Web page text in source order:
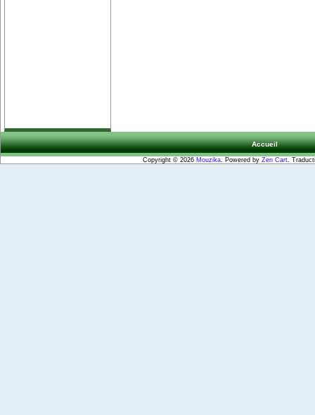
Accueil
Copyright © 2026 Mouzika. Powered by Zen Cart.